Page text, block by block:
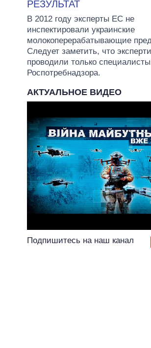
РЕЗУЛЬТАТ
В 2012 году эксперты ЕС не
инспектировали украинские
молокоперерабатывающие
Следует заметить, что
проводили только специалисты
Роспотребнадзора.
АКТУАЛЬНОЕ ВИДЕО
Подпишитесь на наш канал